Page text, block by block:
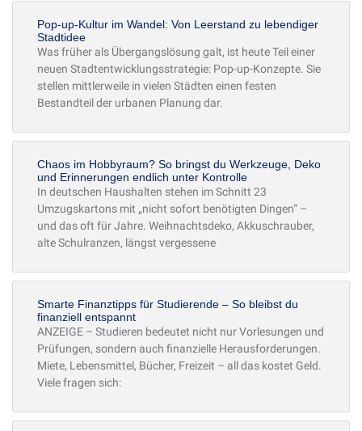
Pop-up-Kultur im Wandel: Von Leerstand zu lebendiger
Stadtidee
Was früher als Übergangslösung galt, ist heute Teil einer
neuen Stadtentwicklungsstrategie: Pop-up-Konzepte. Sie
stellen mittlerweile in vielen Städten einen festen
Bestandteil der urbanen Planung dar.
Chaos im Hobbyraum? So bringst du Werkzeuge, Deko
und Erinnerungen endlich unter Kontrolle
In deutschen Haushalten stehen im Schnitt 23
Umzugskartons mit „nicht sofort benötigten Dingen“ –
und das oft für Jahre. Weihnachtsdeko, Akkuschrauber,
alte Schulranzen, längst vergessene
Smarte Finanztipps für Studierende – So bleibst du
finanziell entspannt
ANZEIGE – Studieren bedeutet nicht nur Vorlesungen und
Prüfungen, sondern auch finanzielle Herausforderungen.
Miete, Lebensmittel, Bücher, Freizeit – all das kostet Geld.
Viele fragen sich: